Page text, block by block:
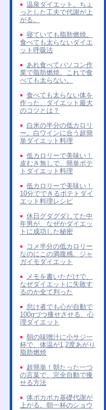
温泉ダイエット。ちょ
っとした工夫で代謝が上
がる。
寝ていても脂肪燃焼。
食べても太らないダイエ
ット呼吸法
あれ食べてパソコン作
業で脂肪燃焼。これで食
べても太らない。
食べても太らない体を
作った、ダイエット最大
のコツとは？
白米の半分の低カロリ
ー。白ワインに合う超簡
単ダイエット料理
低カロリーで美味い！
皮むき無しで、簡単ポテ
トダイエット料理
低カロリーで美味い！
10分でできるポテトダイ
エット料理レシピ
休日グダグダしてた中
年男が、なぜかダイエッ
トに成功した秘密
コメ半分の低カロリー
なのにこの満腹感。ジャ
ガイモダイエット
メモを書いただけで、
なぜダイエットに失敗す
るのか全て判った
怠け者でも心が自動で
100gづつ痩せさせる、心
理ダイエット
朝の味噌汁に小サジ一
杯で、体温が1,2度あがり
脂肪燃焼
超簡単！朝たった一つ
の言葉で、完全自動で痩
せる方法
体ポカポカ基礎代謝が
上がる。朝一杯のショウ